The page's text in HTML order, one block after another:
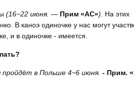
(16−22 июня. — Прим «АС»).
На этих
В каноэ одиночке у нас могут
и в одиночке - имеется.
в Польше 4−6 июня. - Прим.